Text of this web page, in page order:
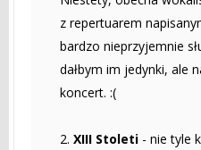
z repertuarem
bardzo nieprzyjemnie
dałbym im jedynki, ale
koncert. :(
2. XIII Stoleti - nie tyle